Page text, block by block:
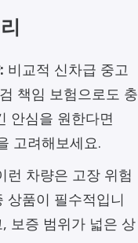
비교적 신차급 중고
책임 보험으로도 충
안심을 원한다면
고려해보세요.
런 차량은 고장 위험
상품이 필수적입니
보증 범위가 넓은 상